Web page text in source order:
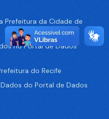
Prefeitura da Cidade de
no Portal de Dados
do Recife
do Portal de Dados